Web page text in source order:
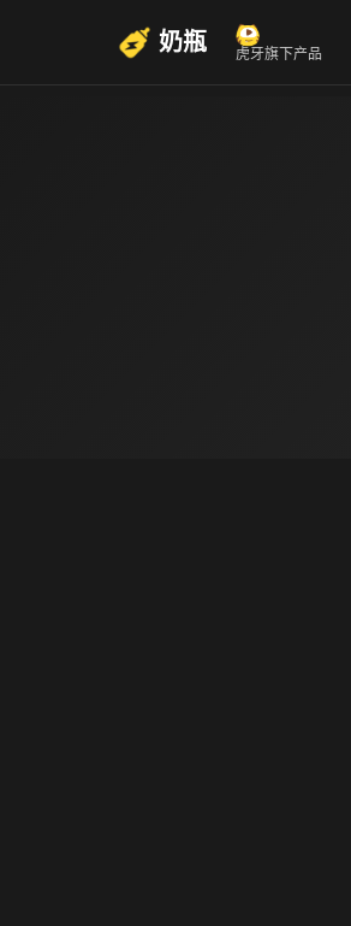
奶瓶 虎牙旗下产品